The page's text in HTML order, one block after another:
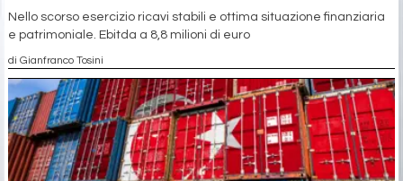
Nello scorso esercizio ricavi stabili e ottima situazione finanziaria
e patrimoniale. Ebitda a 8,8 milioni di euro
di Gianfranco Tosini